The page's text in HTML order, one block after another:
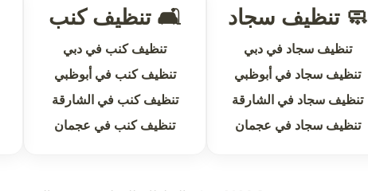
🧼 تنظيف سجاد
تنظيف سجاد في دبي
تنظيف سجاد في أبوظبي
تنظيف سجاد في الشارقة
تنظيف سجاد في عجمان
🛋 تنظيف كنب
تنظيف كنب في دبي
تنظيف كنب في أبوظبي
تنظيف كنب في الشارقة
تنظيف كنب في عجمان